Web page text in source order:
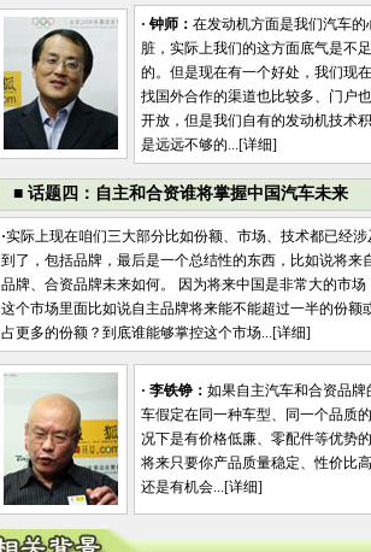
· 钟师： 在发动机方面是我们汽车的
脏，实际上我们的这方面底气是不足
的。但是现在有一个好处，我们现
找国外合作的渠道也比较多、门户
开放，但是我们自有的发动机技术
是远远不够的...[详细]
■ 话题四：自主和合资谁将掌握中国汽车未来
·实际上现在咱们三大部分比如份额、市场、技术都已经涉
到了，包括品牌，最后是一个总结性的东西，比如说将来
品牌、合资品牌未来如何。 因为将来中国是非常大的市场
这个市场里面比如说自主品牌将来能不能超过一半的份额
占更多的份额？到底谁能够掌控这个市场...[详细]
· 李铁铮： 如果自主汽车和合资品牌
车假定在同一种车型、同一个品质
况下是有价格低廉、零配件等优势
将来只要你产品质量稳定、性价比
还是有机会...[详细]